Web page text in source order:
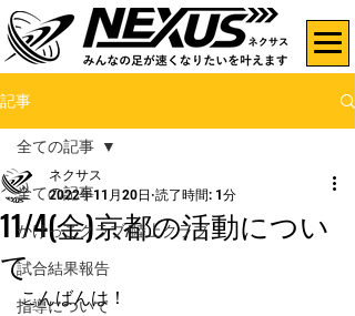
記事
全ての記事
かけっこクラブ/陸上クラブ
試合結果報告
指導について
全ての記事
11/4(金)京都の活動につい
て
ネクサス
2022年11月20日 読了時間: 1分
こんばんは！